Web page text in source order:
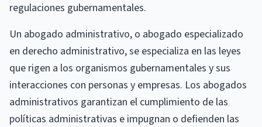
regulaciones gubernamentales.
Un abogado administrativo, o abogado especializado
en derecho administrativo, se especializa en las leyes
que rigen a los organismos gubernamentales y sus
interacciones con personas y empresas. Los abogados
administrativos garantizan el cumplimiento de las
políticas administrativas e impugnan o defienden las